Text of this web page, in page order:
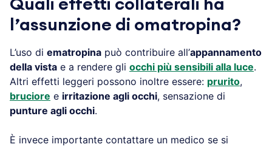
Quali effetti collaterali ha
l’assunzione di omatropina?
L’uso di ematropina può contribuire all’appannamento
della vista e a rendere gli occhi più sensibili alla luce.
Altri effetti leggeri possono inoltre essere: prurito,
bruciore e irritazione agli occhi, sensazione di
punture agli occhi.
È invece importante contattare un medico se si